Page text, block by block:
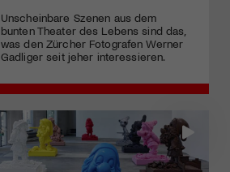
Unscheinbare Szenen aus dem
bunten Theater des Lebens sind das,
was den Zürcher Fotografen Werner
Gadliger seit jeher interessieren.